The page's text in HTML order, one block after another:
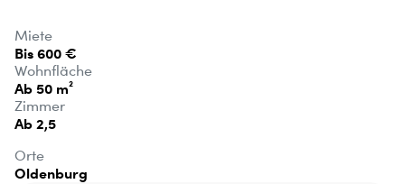
Miete
Bis 600 €
Wohnfläche
Ab 50 m²
Zimmer
Ab 2,5
Orte
Oldenburg